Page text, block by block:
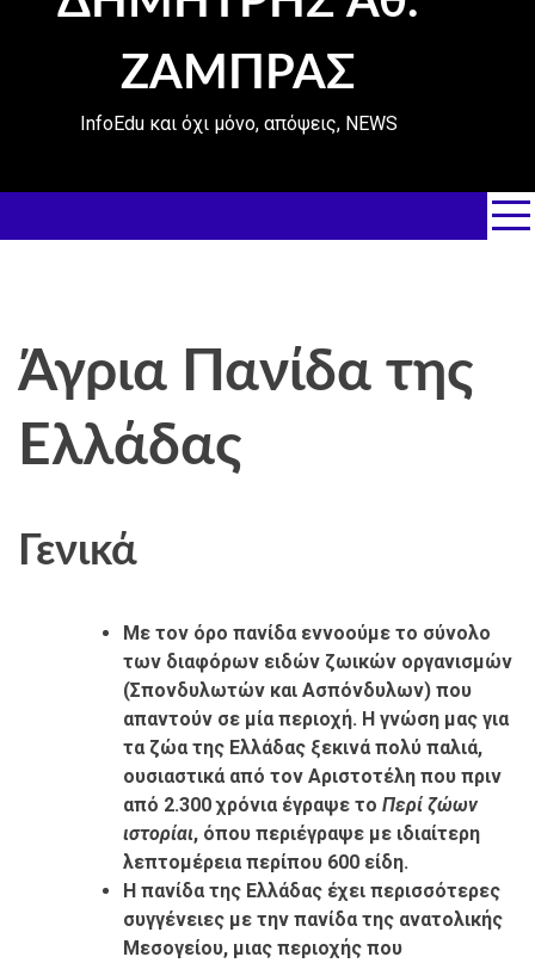
ΖΑΜΠΡΑΣ
InfoEdu και όχι μόνο, απόψεις, NEWS
Άγρια Πανίδα της
Ελλάδας
Γενικά
Με τον όρο πανίδα εννοούμε το σύνολο
των διαφόρων ειδών ζωικών οργανισμών
(Σπονδυλωτών και Ασπόνδυλων) που
απαντούν σε μία περιοχή. Η γνώση μας για
τα ζώα της Ελλάδας ξεκινά πολύ παλιά,
ουσιαστικά από τον Αριστοτέλη που πριν
από 2.300 χρόνια έγραψε το Περί ζώων
ιστορίαι, όπου περιέγραψε με ιδιαίτερη
λεπτομέρεια περίπου 600 είδη.
Η πανίδα της Ελλάδας έχει περισσότερες
συγγένειες με την πανίδα της ανατολικής
Μεσογείου, μιας περιοχής που